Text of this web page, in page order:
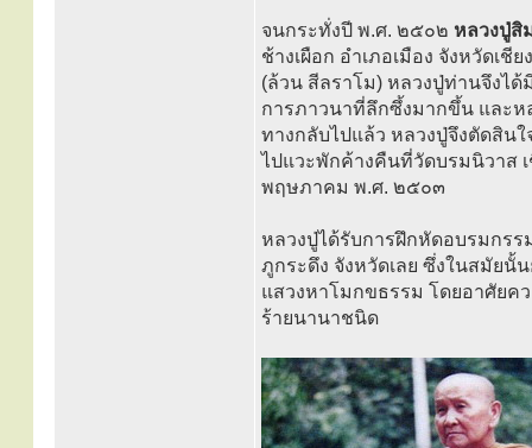
จนกระทั่งปี พ.ศ. ๒๕๐๒ หลวงปู่สิ
ช้างเผือก อำเภอเมือง จังหวัดเ
(ล้วน สีลราโม) หลวงปู่ท่านจึงได้
การภาวนาที่ลึกซึ้งมากขึ้น และห
ทางกลับไปแล้ว หลวงปู่จึงตัดสินใ
ไปแวะพักค้างคืนที่วัดบรมนิวาส
พฤษภาคม พ.ศ. ๒๕๐๓
หลวงปู่ได้รับการฝึกหัดอบรมกร
ภูกระดึง จังหวัดเลย ซึ่งในสมัยนั้
แสวงหาโมกขธรรม โดยอาศัยค
ร้ายนานาชนิด